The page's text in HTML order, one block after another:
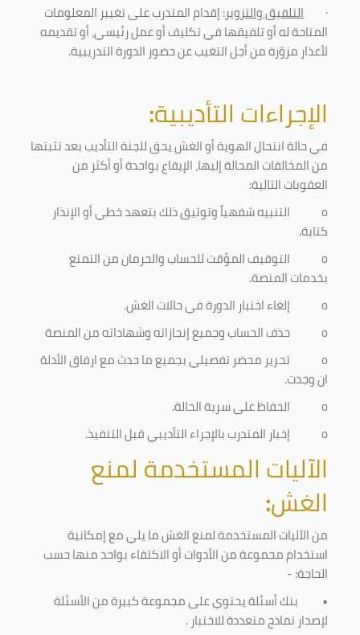
· التلفيق والتزوير: إقدام المتدرب على تغيير المعلومات
المتاحة له أو تلفيقها في تكليف أو عمل رئيسي، أو تقديمه
لأعذار مزوّرة من أجل التغيب عن حضور الدورة التدريبية.
الإجراءات التأديبية:
في حالة انتحال الهوية أو الغش يحق للجنة التأديب بعد تثبتها
من المخالفات المحالة إليها، الإيقاع بواحدة أو أكثر من
العقوبات التالية:
o
التنبيه شفهياً وتوثيق ذلك بتعهد خطي أو الإنذار
كتابة.
o
التوقيف المؤقت للحساب والحرمان من التمتع
بخدمات المنصة.
o
إلغاء اختبار الدورة في حالات الغش.
o
حذف الحساب وجميع إنجازاته وشهاداته من المنصة
o
تحرير محضر تفصيلي بجميع ما حدث مع ارفاق الأدلة
ان وجدت.
o
الحفاظ على سرية الحالة.
o
إخبار المتدرب بالإجراء التأديبي قبل التنفيذ.
الآليات المستخدمة لمنع
الغش:
من الآليات المستخدمة لمنع الغش ما يلي مع إمكانية
استخدام مجموعة من الأدوات أو الاكتفاء بواحد منها حسب
الحاجة: -
• بنك أسئلة يحتوي على مجموعة كبيرة من الأسئلة
لإصدار نماذج متعددة للاختبار.